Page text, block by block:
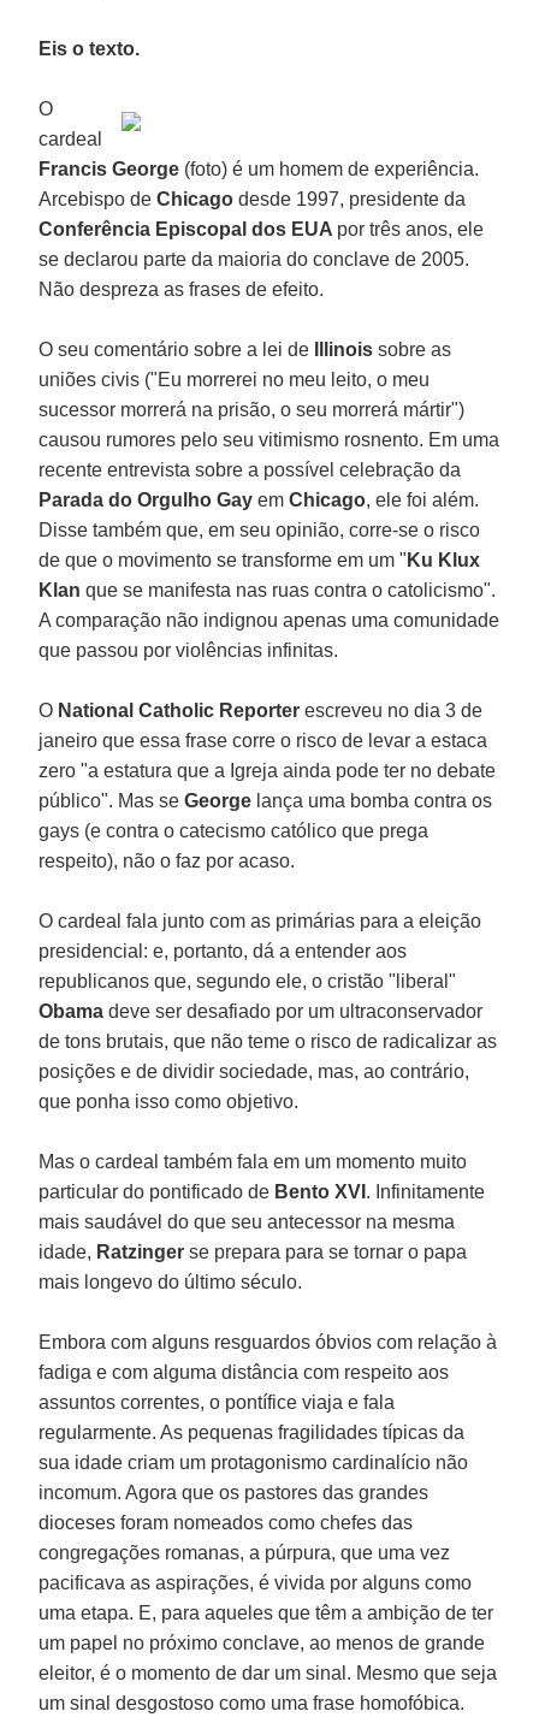
Eis o texto.
O
cardeal
Francis George (foto) é um homem de experiência.
Arcebispo deChicagodesde 1997, presidente da
Conferência Episcopal dos EUA por três anos, ele
se declarou parte da maioria do conclave de 2005.
Não despreza as frases de efeito.
O seu comentário sobre a lei de Illinoissobre as
uniões civis ("Eu morrerei no meu leito, o meu
sucessor morrerá na prisão, o seu morrerá mártir")
causou rumores pelo seu vitimismo rosnento. Em uma
recente entrevista sobre a possível celebração da
Parada do Orgulho GayemChicago, ele foi além.
Disse também que, em seu opinião, corre-se o risco
de que o movimento se transforme em um " Ku Klux
Klanque se manifesta nas ruas contra o catolicismo".
A comparação não indignou apenas uma comunidade
que passou por violências infinitas.
O National Catholic Reporterescreveu no dia 3 de
janeiro que essa frase corre o risco de levar a estaca
zero "a estatura que a Igreja ainda pode ter no debate
público". Mas seGeorge lança uma bomba contra os
gays (e contra o catecismo católico que prega
respeito), não o faz por acaso.
O cardeal fala junto com as primárias para a eleição
presidencial: e, portanto, dá a entender aos
republicanos que, segundo ele, o cristão "liberal"
Obamadeve ser desafiado por um ultraconservador
de tons brutais, que não teme o risco de radicalizar as
posições e de dividir sociedade, mas, ao contrário,
que ponha isso como objetivo.
Mas o cardeal também fala em um momento muito
particular do pontificado de Bento XVI . Infinitamente
mais saudável do que seu antecessor na mesma
idade, Ratzingerse prepara para se tornar o papa
mais longevo do último século.
Embora com alguns resguardos óbvios com relação à
fadiga e com alguma distância com respeito aos
assuntos correntes, o pontífice viaja e fala
regularmente. As pequenas fragilidades típicas da
sua idade criam um protagonismo cardinalício não
incomum. Agora que os pastores das grandes
dioceses foram nomeados como chefes das
congregações romanas, a púrpura, que uma vez
pacificava as aspirações, é vivida por alguns como
uma etapa. E, para aqueles que têm a ambição de ter
um papel no próximo conclave, ao menos de grande
eleitor, é o momento de dar um sinal. Mesmo que seja
um sinal desgostoso como uma frase homofóbica.